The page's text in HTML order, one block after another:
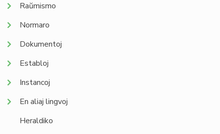
Raŭmismo
Normaro
Dokumentoj
Establoj
Instancoj
En aliaj lingvoj
Heraldiko